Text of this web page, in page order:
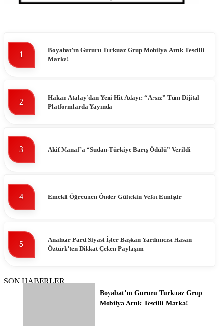
1
Boyabat’ın Gururu Turkuaz Grup Mobilya Artık Tescilli
Marka!
2
Hakan Atalay’dan Yeni Hit Adayı: “Arsız” Tüm Dijital
Platformlarda Yayında
3 Akif Manaf’a “Sudan-Türkiye Barış Ödülü” Verildi
4 Emekli Öğretmen Ônder Gültekin Vefat Etmiştir
5
Anahtar Parti Siyasi İşler Başkan Yardımcısı Hasan
Öztürk’ten Dikkat Çeken Paylaşım
SON HABERLER
Boyabat’ın Gururu Turkuaz Grup
Mobilya Artık Tescilli Marka!